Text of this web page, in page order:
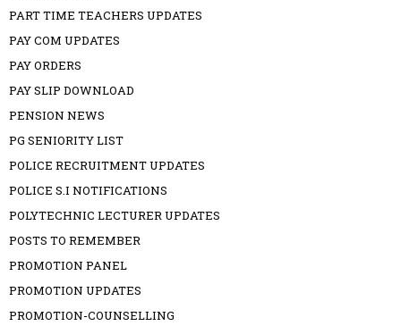
PART TIME TEACHERS UPDATES
PAY COM UPDATES
PAY ORDERS
PAY SLIP DOWNLOAD
PENSION NEWS
PG SENIORITY LIST
POLICE RECRUITMENT UPDATES
POLICE S.I NOTIFICATIONS
POLYTECHNIC LECTURER UPDATES
POSTS TO REMEMBER
PROMOTION PANEL
PROMOTION UPDATES
PROMOTION-COUNSELLING